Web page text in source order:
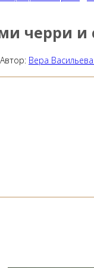
черри
Автор: Вера Васильева